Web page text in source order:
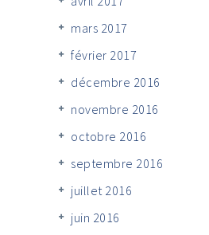
mars 2017
février 2017
décembre 2016
novembre 2016
octobre 2016
septembre 2016
juillet 2016
juin 2016